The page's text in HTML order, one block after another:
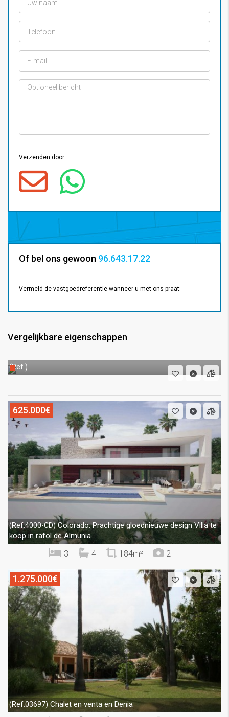
Verzenden door:
Of bel ons gewoon 96.643.17.22
Vermeld de vastgoedreferentie wanneer u met ons praat:
Vergelijkbare eigenschappen
(Ref.)
625.000€
(Ref.4000-CD)Colorado. Prachtige gloednieuwe design Villa te
koop in rafol de Almunia
3 4 184m² 2
1.275.000€
(Ref.03697) Chalet en venta en Denia